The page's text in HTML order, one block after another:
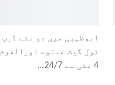
ابوظہبی میں دو نئے ڈرب
ٹول گیٹ غنتوت اورالقرم
4 مئی سے 24/7…